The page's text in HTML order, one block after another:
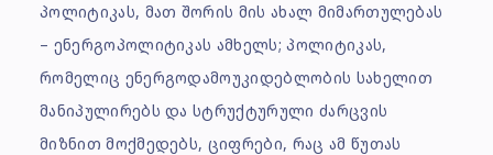
პოლიტიკას, მათ შორის მის ახალ მიმართულებას
– ენერგოპოლიტიკას ამხელს; პოლიტიკას,
რომელიც ენერგოდამოუკიდებლობის სახელით
მანიპულირებს და სტრუქტურული ძარცვის
მიზნით მოქმედებს, ციფრები, რაც ამ წუთას